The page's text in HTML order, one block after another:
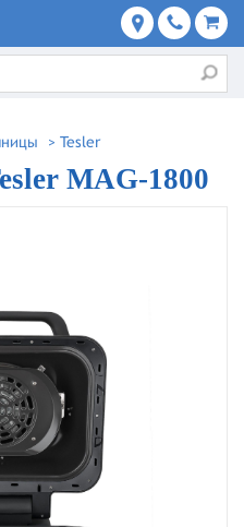
> Tesler
MAG-1800